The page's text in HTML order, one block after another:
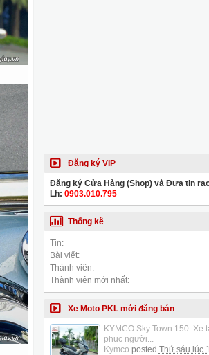
Đăng ký VIP
Đăng ký Cửa Hàng (Shop) và Đưa tin
Lh: 0903.010.795
Thống kê
Tin:
Bài viết:
Thành viên:
Thành viên mới nhất:
Xe Moto PKL mới đăng bán
KYMCO Sky Town 150: Xe
phục người...
Kymco posted Thứ sáu lúc